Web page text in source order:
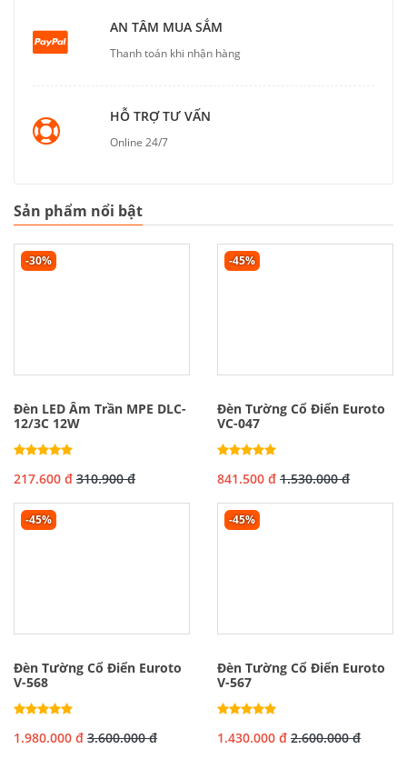
AN TÂM MUA SẮM
Thanh toán khi nhận hàng
HỖ TRỢ TƯ VẤN
Online 24/7
Sản phẩm nổi bật
-30%
Đèn LED Âm Trần MPE DLC-
12/3C 12W
217.600 đ 310.900 đ
-45%
Đèn Tường Cổ Điển Euroto
VC-047
841.500 đ 1.530.000 đ
-45%
Đèn Tường Cổ Điển Euroto
V-568
1.980.000 đ 3.600.000 đ
-45%
Đèn Tường Cổ Điển Euroto
V-567
1.430.000 đ 2.600.000 đ